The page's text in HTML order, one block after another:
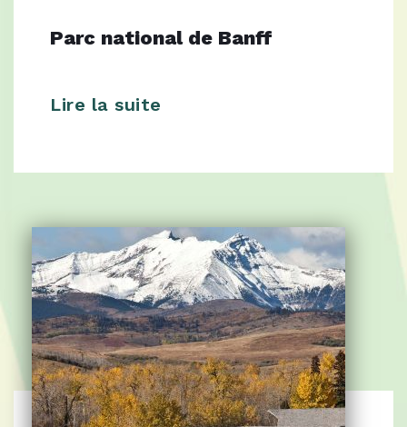
Parc national de Banff
Lire la suite